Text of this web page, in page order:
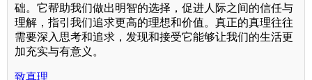
础。它帮助我们做出明智的选择，促进人际之间的信任与
理解，指引我们追求更高的理想和价值。真正的真理往往
需要深入思考和追求，发现和接受它能够让我们的生活更
加充实与有意义。
致真理